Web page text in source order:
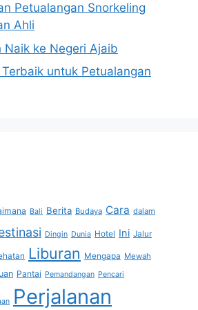
Petualangan Snorkeling
Ahli
Naik ke Negeri Ajaib
untuk Petualangan
Bali Berita Budaya Cara dalam
Dingin Dunia Hotel Ini Jalur
Liburan Mengapa Mewah
Pantai Pemandangan Pencari
Perjalanan